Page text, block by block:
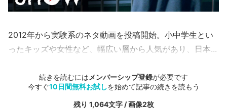
2012年から実験系のネタ動画を投稿開始。小中学生とい
ったキッズや女性など、幅広い層から人気があり、日本...
続きを読むには メンバーシップ登録が必要です
今すぐ10日間無料お試しを始めて記事の続きを読もう
残り 1,064文字 / 画像2枚